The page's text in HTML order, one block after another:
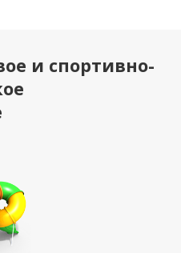
и спортивно-